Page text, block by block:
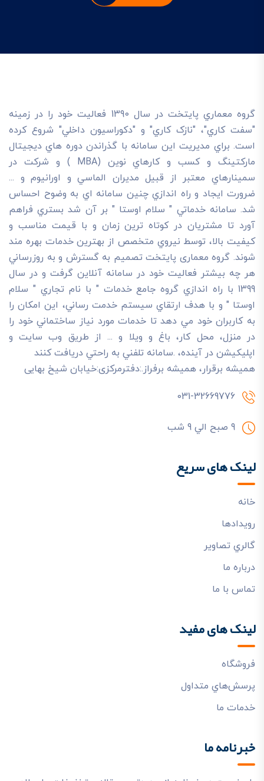
گروه معماري پايتخت در سال 1390 فعاليت خود را در زمينه
"سفت کاري"، "نازک کاري" و "دکوراسيون داخلي" شروع کرده
است. براي مديريت اين سامانه با گذراندن دوره هاي ديجيتال
مارکتينگ و کسب و کارهاي نوين (MBA ) و شرکت در
سمينارهاي معتبر از قبيل مديران الماسي و اورانيوم و ...
ضرورت ايجاد و راه اندازي چنين سامانه اي به وضوح احساس
شد. سامانه خدماتي " سلام اوستا " بر آن شد بستري فراهم
آورد تا مشتريان در کوتاه ترين زمان و با قيمت مناسب و
کيفيت بالا، توسط نيروي متخصص از بهترين خدمات بهره مند
شوند. گروه معماری پایتخت تصميم به گسترش و به روزرساني
هر چه بيشتر فعاليت خود در سامانه آنلاين گرفت و در سال
1399 با راه اندازي گروه جامع خدمات " با نام تجاري " سلام
اوستا " و با هدف ارتقاي سيستم خدمت رساني، اين امکان را
به کاربران خود مي دهد تا خدمات مورد نياز ساختماني خود را
در منزل، محل کار، باغ و ويلا و ... از طريق وب سايت و
اپليکيشن در آينده، .سامانه تلفني به راحتي دريافت کنند
هميشه برقرار، هميشه برفراز.:دفترمرکزی:خیابان شیخ بهایی
031-32669776
9 صبح الي 9 شب
لینک های سریع
خانه
رويدادها
گالري تصاوير
درباره ما
تماس با ما
لینک های مفید
فروشگاه
پرسش‌هاي متداول
خدمات ما
خبرنامه ما